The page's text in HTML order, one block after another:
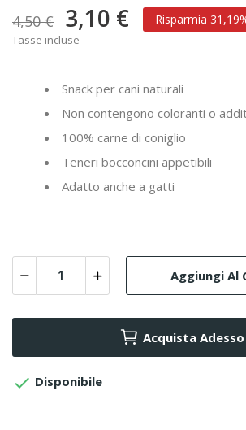
4,50 € 3,10 € Risparmia
Tasse incluse
Snack per cani naturali
Non contengono coloranti o
100% carne di coniglio
Teneri bocconcini appetibili
Adatto anche a gatti
Aggiungi Al
Acquista Adesso
 Disponibile